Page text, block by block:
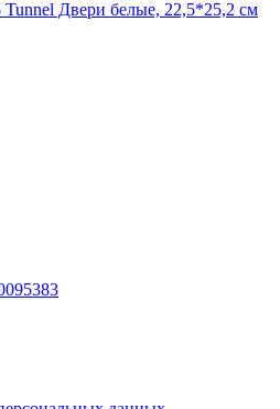
Tunnel Двери белые, 22,5*25,2 см